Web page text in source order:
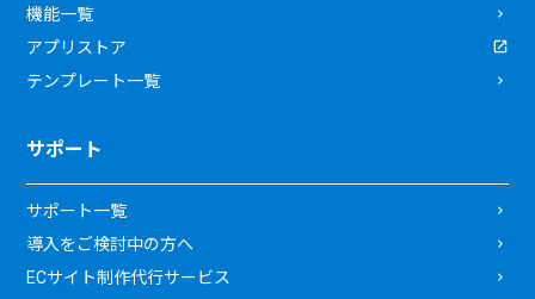
機能一覧
アプリストア
テンプレート一覧
サポート
サポート一覧
導入をご検討中の方へ
ECサイト制作代行サービス